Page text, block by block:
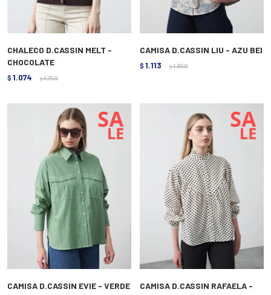
CHALECO D.CASSIN MELT -
CHOCOLATE
$ 1.074 $ 1.790
CAMISA D.CASSIN LIU - AZU BEI
$ 1.113 $ 1.590
CAMISA D.CASSIN EVIE - VERDE
CAMISA D.CASSIN RAFAELA -